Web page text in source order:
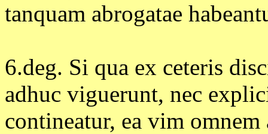
tanquam abrogatae
6.deg. Si qua ex ceteris
adhuc viguerunt, nec
contineatur, ea vim